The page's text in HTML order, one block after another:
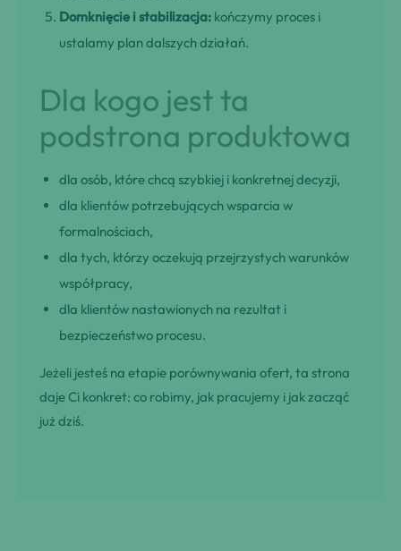
Domknięcie i stabilizacja: kończymy proces i
ustalamy plan dalszych działań.
Dla kogo jest ta
podstrona produktowa
dla osób, które chcą szybkiej i konkretnej decyzji,
dla klientów potrzebujących wsparcia w
formalnościach,
dla tych, którzy oczekują przejrzystych warunków
współpracy,
dla klientów nastawionych na rezultat i
bezpieczeństwo procesu.
Jeżeli jesteś na etapie porównywania ofert, ta strona
daje Ci konkret: co robimy, jak pracujemy i jak zacząć
już dziś.